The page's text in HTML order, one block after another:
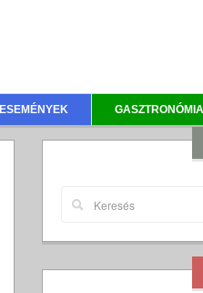
ESEMÉNYEK GASZTRONÓMIA